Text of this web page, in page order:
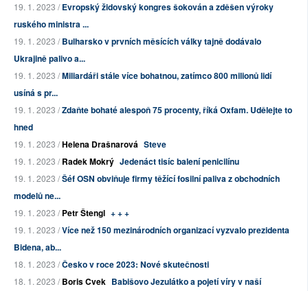
19. 1. 2023 /Evropský židovský kongres šokován a zděšen výroky
ruského ministra ...
19. 1. 2023 /Bulharsko v prvních měsících války tajně dodávalo
Ukrajině palivo a...
19. 1. 2023 /Miliardáři stále více bohatnou, zatímco 800 milionů lidí
usíná s pr...
19. 1. 2023 /Zdaňte bohaté alespoň 75 procenty, říká Oxfam. Udělejte to
hned
19. 1. 2023 /Helena Drašnarová Steve
19. 1. 2023 /Radek Mokrý Jedenáct tisíc balení penicilínu
19. 1. 2023 /Šéf OSN obviňuje firmy těžící fosilní paliva z obchodních
modelů ne...
19. 1. 2023 /Petr Štengl + + +
19. 1. 2023 /Více než 150 mezinárodních organizací vyzvalo prezidenta
Bidena, ab...
18. 1. 2023 /Česko v roce 2023: Nové skutečnosti
18. 1. 2023 /Boris Cvek Babišovo Jezulátko a pojetí víry v naší